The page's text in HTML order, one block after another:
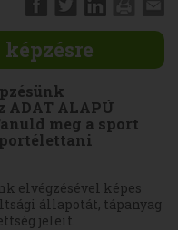
ADAT ALAPÚ
meg a sport
elvégzésével képes
állapotát, tápanyag
jeleit.